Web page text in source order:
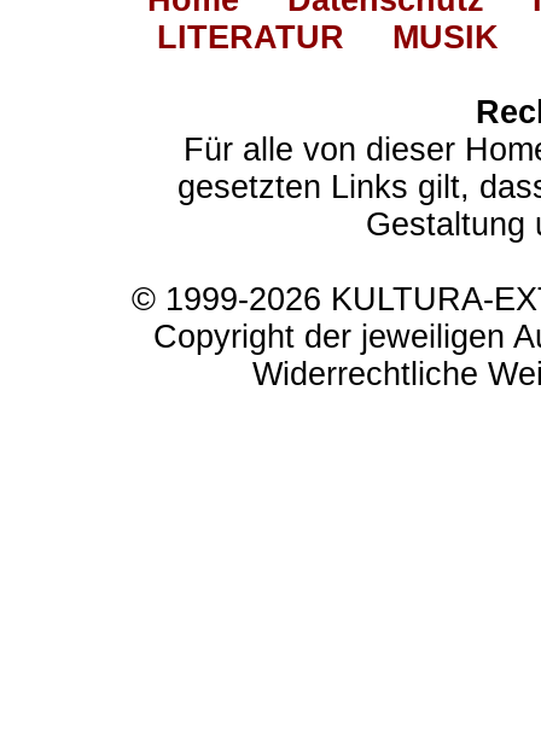
LITERATUR
MUSIK
Für alle von dieser
gesetzten Links gilt,
Gestaltung
© 1999-2026 KULTURA-
Copyright der jeweiligen
Widerrechtliche